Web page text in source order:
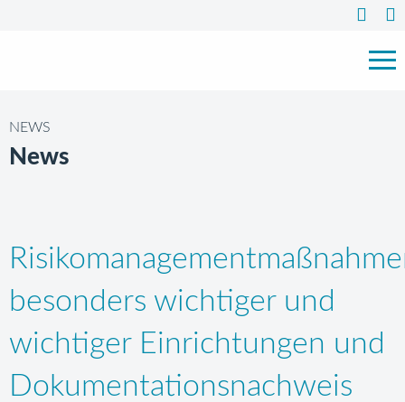
NEWS
News
besonders wichtiger und
wichtiger Einrichtungen und
Dokumentationsnachweis